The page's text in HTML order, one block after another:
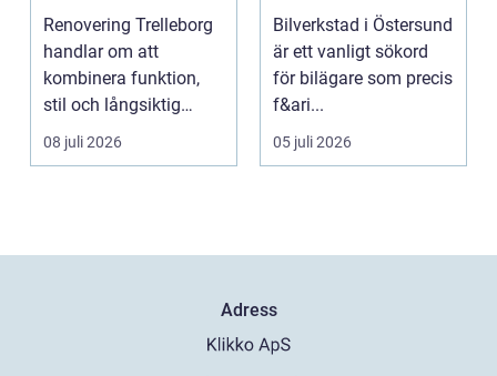
på ett smart sätt
Renovering Trelleborg
handlar om att
kombinera funktion,
stil och långsiktig
ekonomi i samma p...
08 juli 2026
och smarta val för
din bil
Bilverkstad i Östersund
är ett vanligt sökord
för bilägare som precis
f&ari...
05 juli 2026
Adress